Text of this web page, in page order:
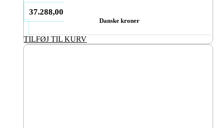
37.288,00
Danske kroner
TILFØJ TIL KURV